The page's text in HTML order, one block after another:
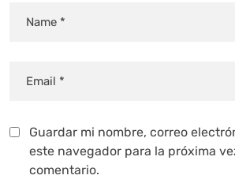
Guardar mi nombre, correo
este navegador para la próxima
comentario.